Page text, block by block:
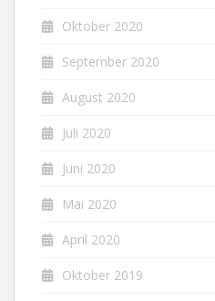
Oktober 2020
September 2020
August 2020
Juli 2020
Juni 2020
Mai 2020
April 2020
Oktober 2019